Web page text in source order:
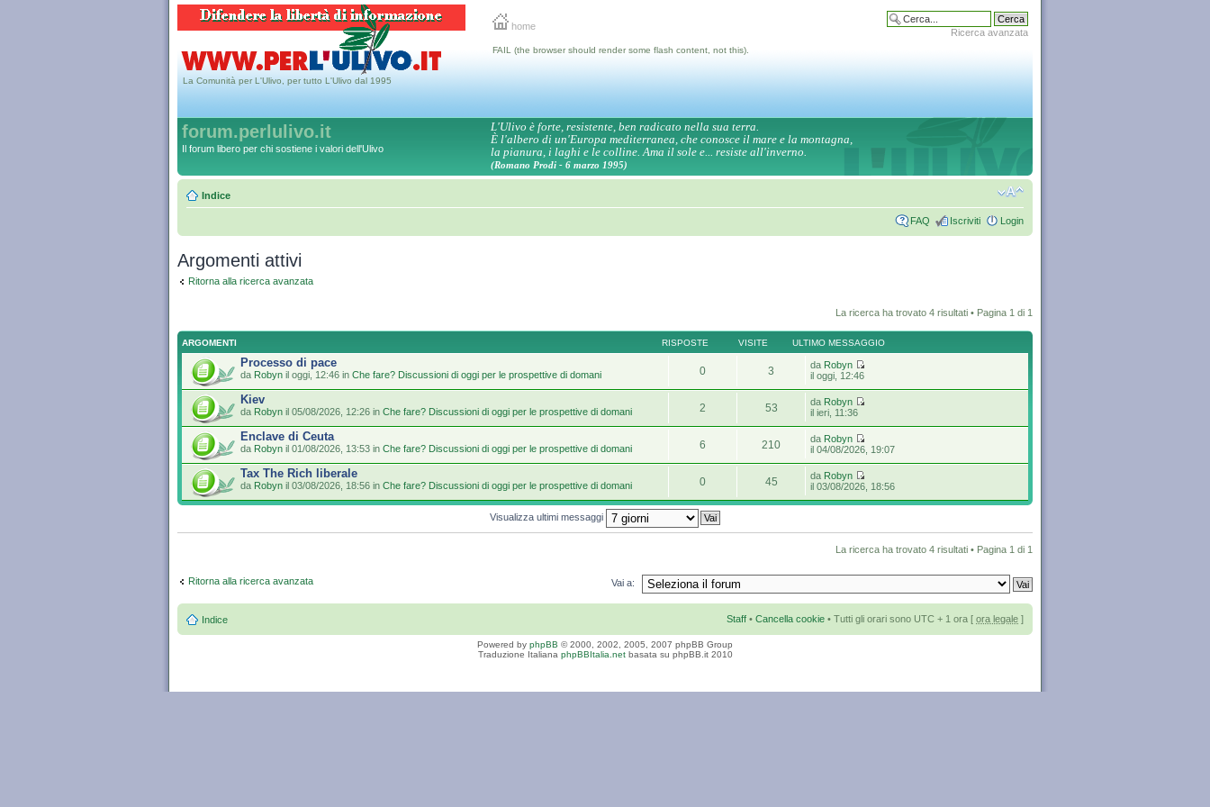
home
Ricerca avanzata
La Comunità per L'Ulivo, per tutto L'Ulivo dal 1995
FAIL (the browser should render some flash content, not this).
forum.perlulivo.it
Il forum libero per chi sostiene i valori dell'Ulivo
L'Ulivo è forte, resistente, ben radicato nella sua terra.
È l'albero di un'Europa mediterranea, che conosce il mare e la montagna,
la pianura, i laghi e le colline. Ama il sole e... resiste all'inverno.
(Romano Prodi - 6 marzo 1995)
Indice
FAQ Iscriviti Login
Argomenti attivi
Ritorna alla ricerca avanzata
La ricerca ha trovato 4 risultati • Pagina 1 di 1
ARGOMENTI RISPOSTE VISITE ULTIMO MESSAGGIO
Processo di pace
da Robyn il oggi, 12:46 in Che fare? Discussioni di oggi per le prospettive di domani 0 3 da Robyn
il oggi, 12:46
Kiev
da Robyn il 05/08/2026, 12:26 in Che fare? Discussioni di oggi per le prospettive di domani 2 53 da Robyn
il ieri, 11:36
Enclave di Ceuta
da Robyn il 01/08/2026, 13:53 in Che fare? Discussioni di oggi per le prospettive di domani 6 210 da Robyn
il 04/08/2026, 19:07
Tax The Rich liberale
da Robyn il 03/08/2026, 18:56 in Che fare? Discussioni di oggi per le prospettive di domani 0 45 da Robyn
il 03/08/2026, 18:56
Visualizza ultimi messaggi
La ricerca ha trovato 4 risultati • Pagina 1 di 1
Ritorna alla ricerca avanzata Vai a:
Indice Staff • Cancella cookie • Tutti gli orari sono UTC + 1 ora [ ora legale ]
Powered by phpBB © 2000, 2002, 2005, 2007 phpBB Group
Traduzione Italiana phpBBItalia.netbasata su phpBB.it 2010